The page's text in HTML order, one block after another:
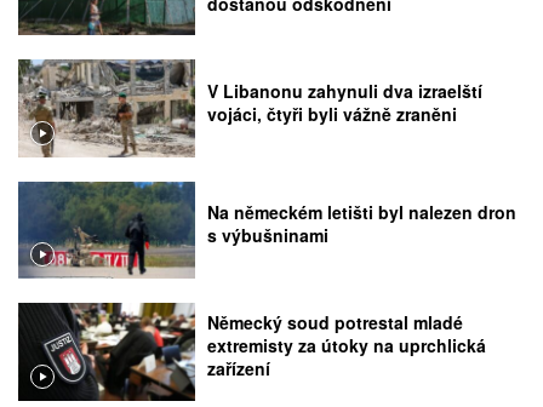
V Libanonu zahynuli dva izraelští
vojáci, čtyři byli vážně zraněni
Na německém letišti byl nalezen dron
s výbušninami
Německý soud potrestal mladé
extremisty za útoky na uprchlická
zařízení